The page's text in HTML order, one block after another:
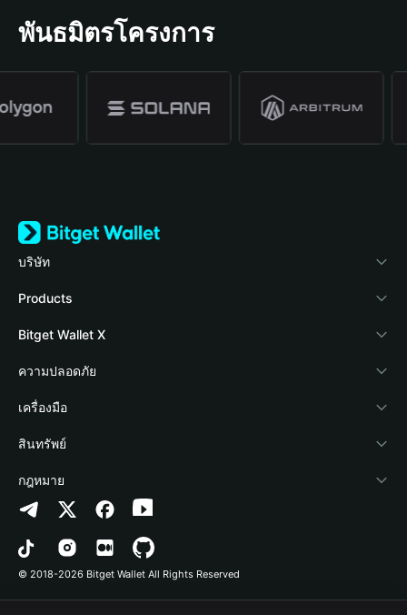
พันธมิตรโครงการ
บริษัท
เกี่ยวกับ Bitget Wallet
Blog
Academy
ข่าวสารด้านคริปโต
ศูนย์ช่วยเหลือ
ติดต่อเรา
ทรัพยากรข้อมูลของแบรนด์
อาชีพ
Products
Crypto Card
Stablecoin Earn
Payfi Crypto
Crypto Swap API
Altcoin Season Index
Prediction Markets
DApp
Bitget Wallet X
นักพัฒนา
เชื่อมต่อ Wallet
Bitget Wallet Pay
ลิสต์โปรเจกต์
ความปลอดภัย
Protection Fund
เทคโนโลยีความปลอดภัย
เครื่องมือ
ซื้อคริปโต
การตรวจจับการอนุญาต
การตรวจจับสัญญา
การโอนเป็นชุด
สินทรัพย์
Arbitrum
Avalanche
Bitcoin
กฎหมาย
นโยบายความเป็นส่วนตัว
ข้อตกลงในการใช้บริการ
© 2018-2026 Bitget Wallet All Rights Reserved